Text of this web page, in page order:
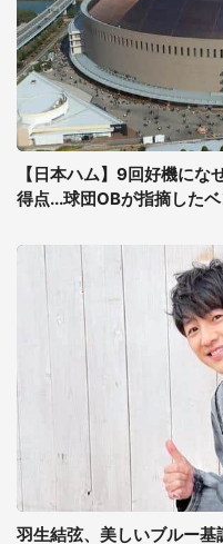
【日本ハム】9回好機に
得点...球団OBが指摘したベ
羽生結弦、美しいブルー